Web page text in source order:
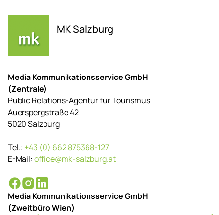
MK Salzburg
Media Kommunikationsservice GmbH
(Zentrale)
Public Relations-Agentur für Tourismus
Auerspergstraße 42
5020 Salzburg
Tel.: +43 (0) 662 875368-127
E-Mail:office@mk-salzburg.at
Media Kommunikationsservice GmbH
(Zweitbüro Wien)